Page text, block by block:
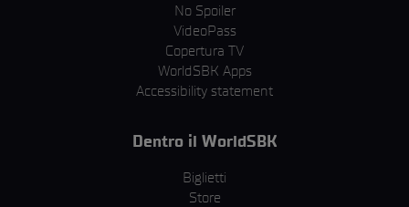
No Spoiler
VideoPass
Copertura TV
WorldSBK Apps
Accessibility statement
Dentro il WorldSBK
Biglietti
Store